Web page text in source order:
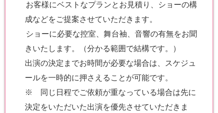
お客様にベストなプランとお見積り、ショーの構
成などをご提案させていただきます。
ショーに必要な控室、舞台袖、音響の有無をお聞
きいたします。（分かる範囲で結構です。）
出演の決定までお時間が必要な場合は、スケジュ
ールを一時的に押さえることが可能です。
※ 同じ日程でご依頼が重なっている場合は先に
決定をいただいた出演を優先させていただきま